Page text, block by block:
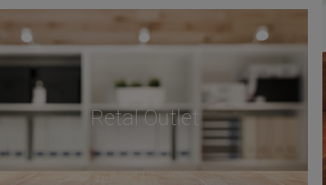
Retal Outlet